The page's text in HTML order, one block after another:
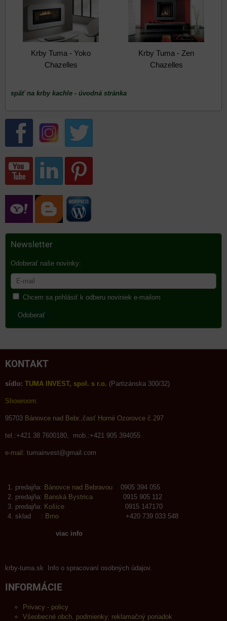
Krby Tuma - Yoko
Chazelles
Krby Tuma - Zen
Chazelles
späť na krby kachle - úvodná stránka
Newsletter
Odoberať naše novinky:
Chcem sa prihlásiť k odberu noviniek e-mailom
Odoberať
KONTAKT
sídlo: TUMA INVEST, spol. s r.o. (Partizánska 300/32)
Showroom:
95703 Bánovce nad Bebr.,časť Horné Ozorovce č.297
tel.:+421 38 7600180, mob.:+421 905 394055
e-mail: tumainvest@gmail.com
predajňa: Bánovce nad Bebravou 0905 394 055
predajňa: Banská Bystrica 0915 905 112
predajňa: Košice 0915 147170
sklad : Brno +420 739 033 548
viac info
krby-tuma.sk Info o spracovaní osobných údajov.
INFORMÁCIE
Privacy - policy
Všeobecné obch. podmienky, reklamačný poriadok